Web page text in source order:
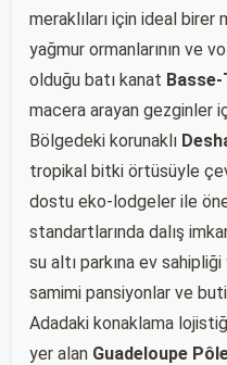
meraklıları için ideal birer
yağmur ormanlarının ve
olduğu batı kanat
macera arayan gezginler
Bölgedeki korunaklı
tropikal bitki örtüsüyle
dostu eko-lodgeler ile
standartlarında dalış
su altı parkına ev sahipliği
samimi pansiyonlar ve
Adadaki konaklama
yer alan Guadeloupe